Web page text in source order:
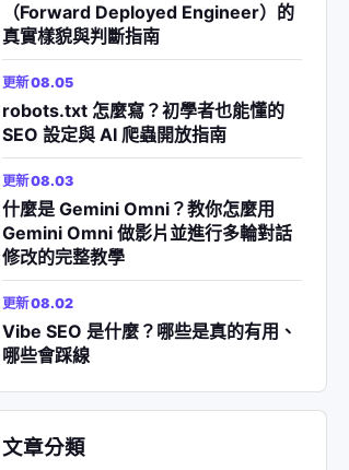
（Forward Deployed Engineer）的
真實樣貌與判斷指南
更新 08.05
robots.txt 怎麼寫？初學者也能懂的
SEO 設定與 AI 爬蟲開放指南
更新 08.03
什麼是 Gemini Omni？教你怎麼用
Gemini Omni 做影片並進行多輪對話
修改的完整教學
更新 08.02
Vibe SEO 是什麼？哪些是真的有用、
哪些會踩線
文章分類